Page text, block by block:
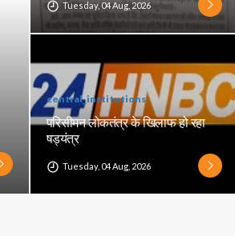
Tuesday, 04 Aug, 2026
central_institutions
परिसीमन लोकतंत्र के खिलाफ हो रहा
षड्यंत्र
Tuesday, 04 Aug, 2026